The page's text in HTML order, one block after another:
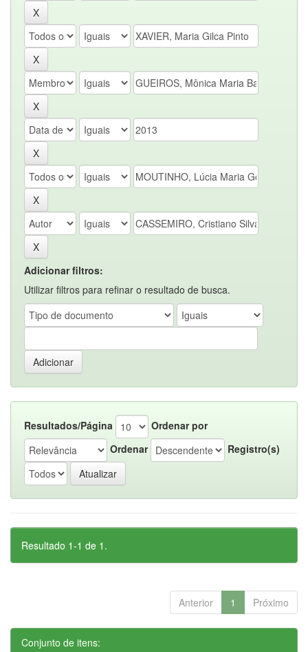
Adicionar filtros:
Utilizar filtros para refinar o resultado de busca.
Resultados/Página
Ordenar por
Ordenar
Registro(s)
Resultado 1-1 de 1.
Anterior 1 Próximo
Conjunto de itens: